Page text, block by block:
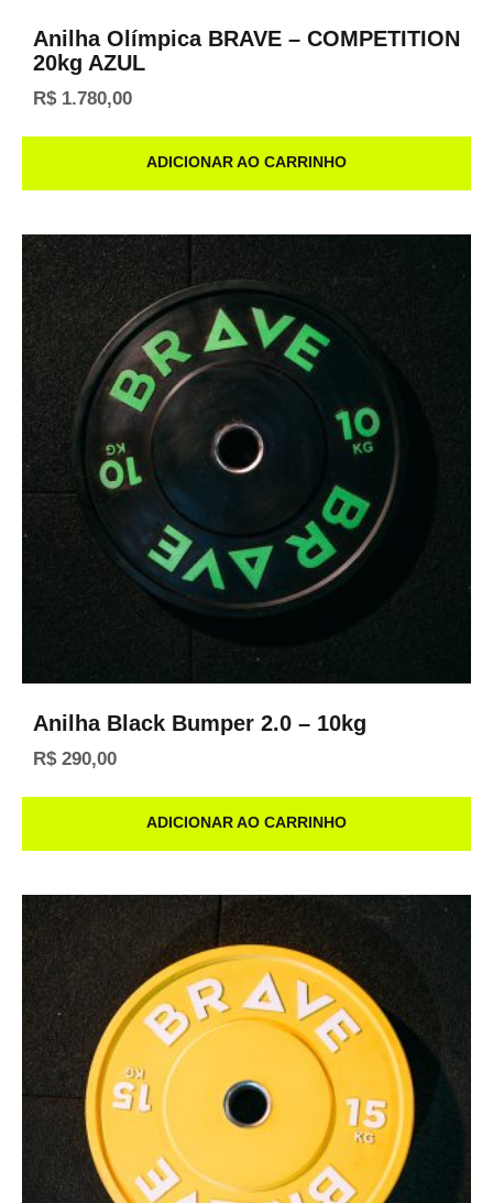
Anilha Olímpica BRAVE – COMPETITION
20kg AZUL
R$1.780,00
ADICIONAR AO CARRINHO
Anilha Black Bumper 2.0 – 10kg
R$290,00
ADICIONAR AO CARRINHO